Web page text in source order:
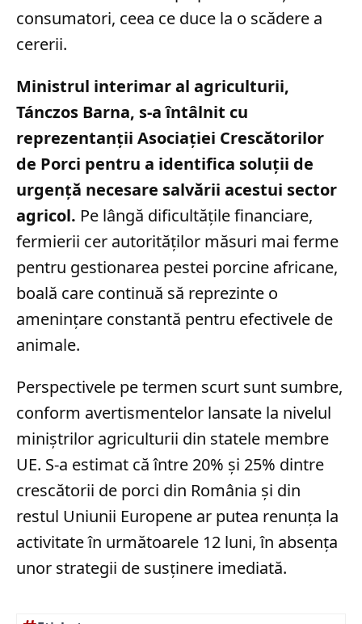
consumatori, ceea ce duce la o scădere a
cererii.
Ministrul interimar al agriculturii,
Tánczos Barna, s-a întâlnit cu
reprezentanții Asociației Crescătorilor
de Porci pentru a identifica soluții de
urgență necesare salvării acestui sector
agricol. Pe lângă dificultățile financiare,
fermierii cer autorităților măsuri mai ferme
pentru gestionarea pestei porcine africane,
boală care continuă să reprezinte o
amenințare constantă pentru efectivele de
animale.
Perspectivele pe termen scurt sunt sumbre,
conform avertismentelor lansate la nivelul
miniștrilor agriculturii din statele membre
UE. S-a estimat că între 20% și 25% dintre
crescătorii de porci din România și din
restul Uniunii Europene ar putea renunța la
activitate în următoarele 12 luni, în absența
unor strategii de susținere imediată.